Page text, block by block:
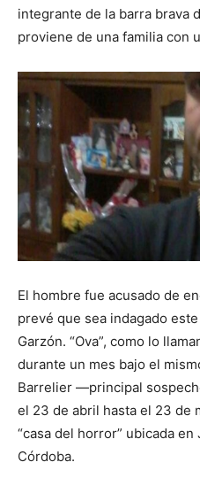
integrante de la barra brava
proviene de una familia con
El hombre fue acusado de
prevé que sea indagado
Garzón. “Ova”, como lo
durante un mes bajo el
Barrelier —principal
el 23 de abril hasta el 23 de
“casa del horror” ubicada
Córdoba.